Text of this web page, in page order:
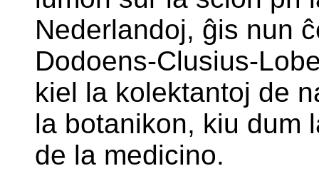
Nederlandoj, ĝis nun
Dodoens-Clusius-
kiel la kolektantoj de
la botanikon, kiu dum
de la medicino.